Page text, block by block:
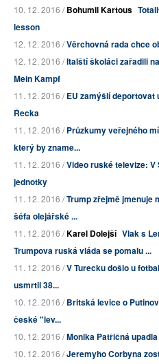
10. 12. 2016 /Bohumil Kartous
lesson
12. 12. 2016 /Věrchovná rada chce
12. 12. 2016 /Italští školáci zařadili
Mein Kampf
11. 12. 2016 /EU zamýšlí
Řecka
11. 12. 2016 /Průzkumy veřejného
který by zname...
11. 12. 2016 /Video ruské televize:
jednotky
11. 12. 2016 /Trump zřejmě jmenuje
šéfa olejářské ...
11. 12. 2016 /Karel Dolejší Vlak s
Trumpova ruská vláda se pomalu ...
11. 12. 2016 /V Turecku došlo u
usmrtil 38...
10. 12. 2016 /Britská levice o
české "lev...
10. 12. 2016 /Monika Patřičná
10. 12. 2016 /Jeremyho Corbyna